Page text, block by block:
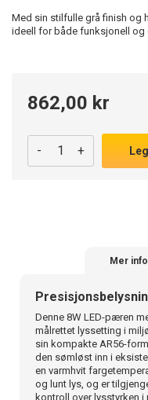
Med sin stilfulle grå finish og
ideell for både funksjonell og
862,00 kr
- +
Mer info
Denne 8W LED-pæren
målrettet lyssetting i
sin kompakte AR56-
den sømløst inn i
en varmhvit
og lunt lys, og er
kontroll over lysstyrken i